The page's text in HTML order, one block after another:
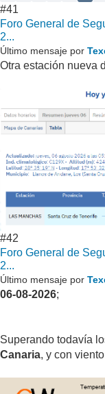
#41
Foro General de
2...
Último mensaje por
Otra estación nueva
#42
Foro General de
2...
Último mensaje por
06-08-2026;
Superando todavía
Canaria, y con